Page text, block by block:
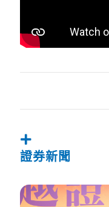
證券新聞